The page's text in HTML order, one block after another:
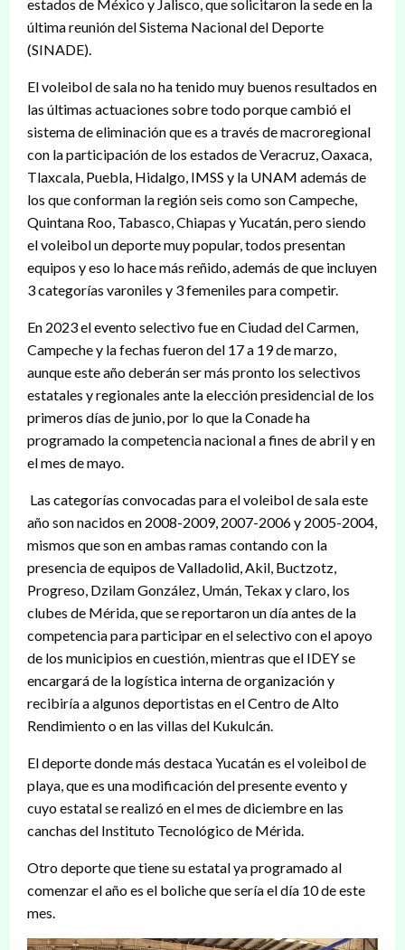
estados de México y Jalisco, que solicitaron la sede en la
última reunión del Sistema Nacional del Deporte
(SINADE).
El voleibol de sala no ha tenido muy buenos resultados en
las últimas actuaciones sobre todo porque cambió el
sistema de eliminación que es a través de macroregional
con la participación de los estados de Veracruz, Oaxaca,
Tlaxcala, Puebla, Hidalgo, IMSS y la UNAM además de
los que conforman la región seis como son Campeche,
Quintana Roo, Tabasco, Chiapas y Yucatán, pero siendo
el voleibol un deporte muy popular, todos presentan
equipos y eso lo hace más reñido, además de que incluyen
3 categorías varoniles y 3 femeniles para competir.
En 2023 el evento selectivo fue en Ciudad del Carmen,
Campeche y la fechas fueron del 17 a 19 de marzo,
aunque este año deberán ser más pronto los selectivos
estatales y regionales ante la elección presidencial de los
primeros días de junio, por lo que la Conade ha
programado la competencia nacional a fines de abril y en
el mes de mayo.
Las categorías convocadas para el voleibol de sala este
año son nacidos en 2008-2009, 2007-2006 y 2005-2004,
mismos que son en ambas ramas contando con la
presencia de equipos de Valladolid, Akil, Buctzotz,
Progreso, Dzilam González, Umán, Tekax y claro, los
clubes de Mérida, que se reportaron un día antes de la
competencia para participar en el selectivo con el apoyo
de los municipios en cuestión, mientras que el IDEY se
encargará de la logística interna de organización y
recibiría a algunos deportistas en el Centro de Alto
Rendimiento o en las villas del Kukulcán.
El deporte donde más destaca Yucatán es el voleibol de
playa, que es una modificación del presente evento y
cuyo estatal se realizó en el mes de diciembre en las
canchas del Instituto Tecnológico de Mérida.
Otro deporte que tiene su estatal ya programado al
comenzar el año es el boliche que sería el día 10 de este
mes.